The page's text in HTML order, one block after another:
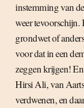
instemming van
weer tevoorschijn.
grondwet of
voor dat in een
zeggen krijgen!
Hirsi Ali, van
verdwenen, en